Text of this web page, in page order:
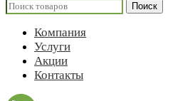
Поиск
Компания
Услуги
Акции
Контакты